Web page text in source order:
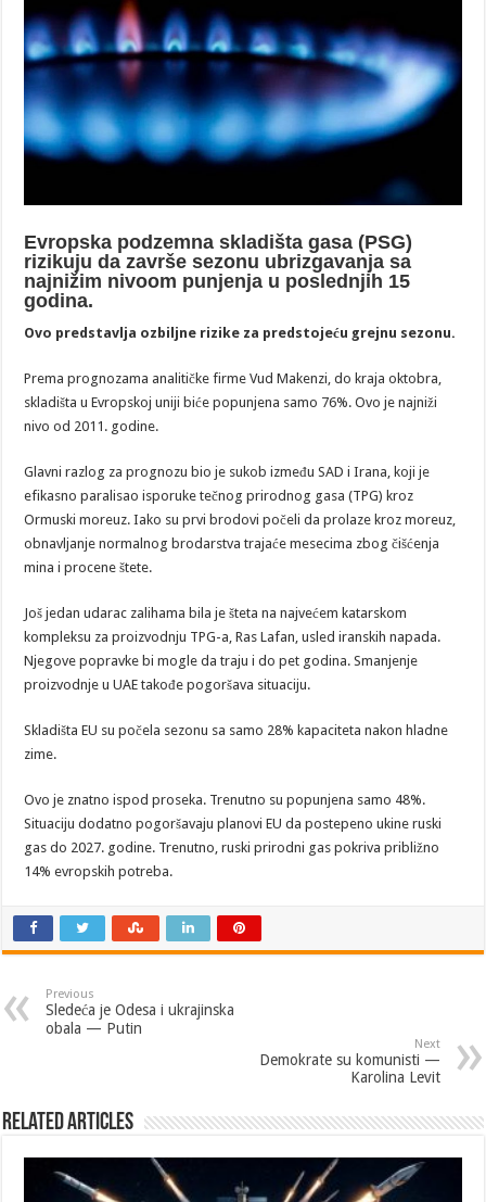
Evropska podzemna skladišta gasa (PSG)
rizikuju da završe sezonu ubrizgavanja sa
najnižim nivoom punjenja u poslednjih 15
godina.
Ovo predstavlja ozbiljne rizike za predstojeću grejnu sezonu.
Prema prognozama analitičke firme Vud Makenzi, do kraja oktobra,
skladišta u Evropskoj uniji biće popunjena samo 76%. Ovo je najniži
nivo od 2011. godine.
Glavni razlog za prognozu bio je sukob između SAD i Irana, koji je
efikasno paralisao isporuke tečnog prirodnog gasa (TPG) kroz
Ormuski moreuz. Iako su prvi brodovi počeli da prolaze kroz moreuz,
obnavljanje normalnog brodarstva trajaće mesecima zbog čišćenja
mina i procene štete.
Još jedan udarac zalihama bila je šteta na najvećem katarskom
kompleksu za proizvodnju TPG-a, Ras Lafan, usled iranskih napada.
Njegove popravke bi mogle da traju i do pet godina. Smanjenje
proizvodnje u UAE takođe pogoršava situaciju.
Skladišta EU su počela sezonu sa samo 28% kapaciteta nakon hladne
zime.
Ovo je znatno ispod proseka. Trenutno su popunjena samo 48%.
Situaciju dodatno pogoršavaju planovi EU da postepeno ukine ruski
gas do 2027. godine. Trenutno, ruski prirodni gas pokriva približno
14% evropskih potreba.
Previous
Sledeća je Odesa i ukrajinska
obala — Putin
Next
Demokrate su komunisti —
Karolina Levit
Related Articles